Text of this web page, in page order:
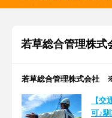
若草総合管理株式
若草総合管理株式会社
【
可♪